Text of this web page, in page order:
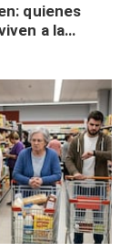
quienes
a la